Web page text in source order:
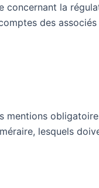
la
des
lesquels